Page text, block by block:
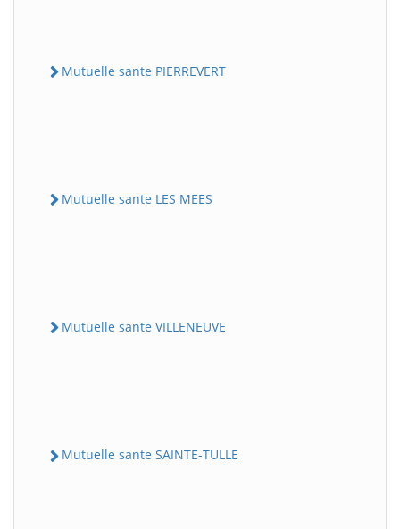
Mutuelle sante PIERREVERT
Mutuelle sante LES MEES
Mutuelle sante VILLENEUVE
Mutuelle sante SAINTE-TULLE